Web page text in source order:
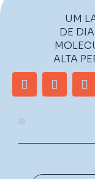
UM
DE
ALTA